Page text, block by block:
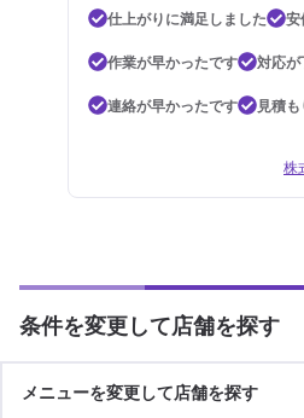
仕上がりに満足しました
安
作業が早かったです
対応
連絡が早かったです
見積
株
条件を変更して店舗を探す
メニューを変更して店舗を探す